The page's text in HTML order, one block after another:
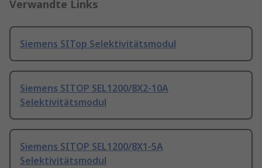
Verwandte Links
Siemens SITop Selektivitätsmodul
Siemens SITOP SEL1200/8X2-10A
Selektivitätsmodul
Siemens SITOP SEL1200/8X1-5A
Selektivitätsmodul